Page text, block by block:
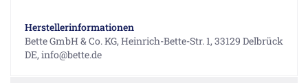
Herstellerinformationen
Bette GmbH & Co. KG, Heinrich-Bette-Str. 1, 33129 Delbrück
DE, info@bette.de